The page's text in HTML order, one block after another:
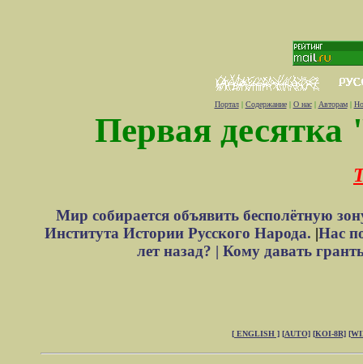
Портал| Содержание| О нас| Авторам|
Первая десятка
Мир собирается объявить бесполётную
Института Истории Русского Народа. |Нас
лет назад? | Кому давать
[ ENGLISH ] [AUTO] [KOI-8R]